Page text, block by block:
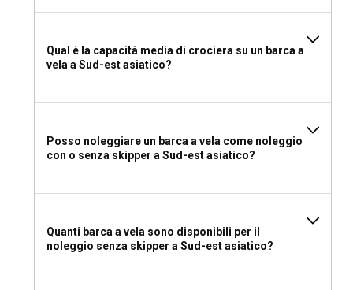
una patente formale per noleggiare una barca a vela, ma il
certificazioni equivalenti sono solitamente apprezzati.
a vela nel Sud-Est Asiatico?
Oltre agli indumenti stagionali, è saggio portare una buona
crema solare, un cappello, abbigliamento da spiaggia, una
borsa impermeabile e repellente per insetti. Ovviamente,
il mare!
Qual è la capacità media di crociera su un barca a
vela a Sud-est asiatico?
Posso noleggiare un barca a vela come noleggio
con o senza skipper a Sud-est asiatico?
Quanti barca a vela sono disponibili per il
noleggio senza skipper a Sud-est asiatico?